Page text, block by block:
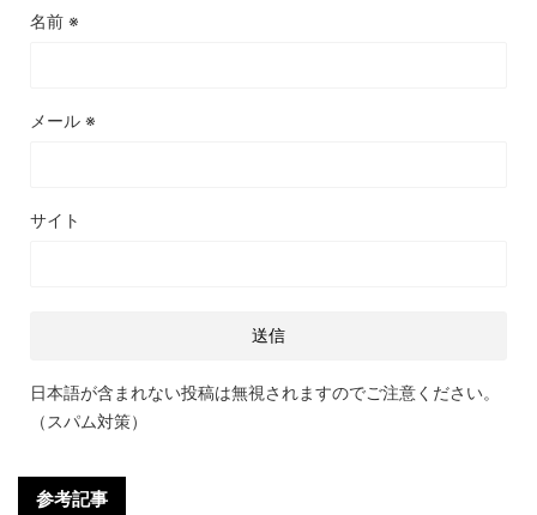
名前 ※
メール ※
サイト
日本語が含まれない投稿は無視されますのでご注意ください。
（スパム対策）
参考記事